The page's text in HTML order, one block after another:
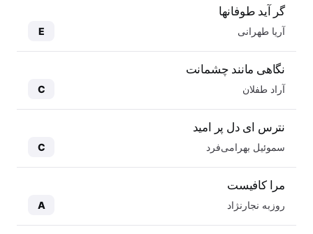
گر آید طوفانها
آریا طهرانی E
نگاهی مانند چشمانت
آراد طفلان C
نترس ای دل پر امید
سموئیل بهرامی‌فرد C
مرا کافیست
روزبه نجارنژاد A